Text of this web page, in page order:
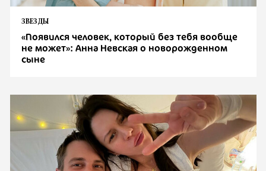
ЗВЕЗДЫ
«Появился человек, который без тебя вообще
не может»: Анна Невская о новорожденном
сыне